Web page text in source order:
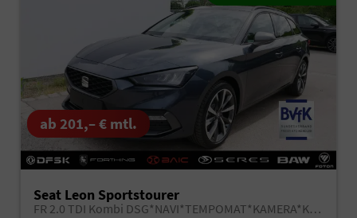
ab 201,– € mtl.
Seat Leon Sportstourer
FR 2.0 TDI Kombi DSG*NAVI*TEMPOMAT*KAMERA*KEYLESS-GO*VIRTUAL COCKPIT*